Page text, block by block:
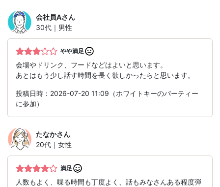
会社員Aさん
30代｜男性
やや満足
会場やドリンク、フードなどはよいと思います。
あとはもう少し話す時間を長く欲しかったらと思います。
投稿日時：2026-07-20 11:09（ホワイトキーのパーティー
に参加）
たなかさん
20代｜女性
満足
人数もよく、喋る時間も丁度よく、話もみなさんある程度弾